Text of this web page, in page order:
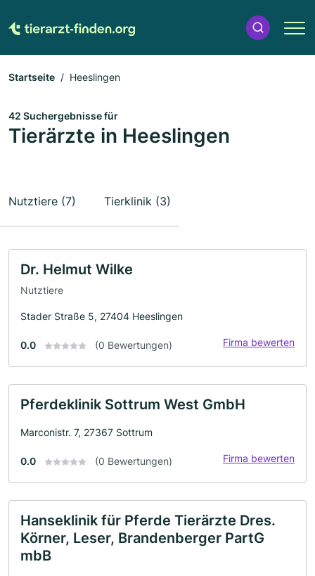
Startseite Heeslingen
42 Suchergebnisse für
Tierärzte in Heeslingen
Nutztiere (7) Tierklinik (3)
Dr. Helmut Wilke
Nutztiere
Stader Straße 5, 27404 Heeslingen
0.0 (0 Bewertungen) Firma bewerten
Pferdeklinik Sottrum West GmbH
Marconistr. 7, 27367 Sottrum
0.0 (0 Bewertungen) Firma bewerten
Hanseklinik für Pferde Tierärzte Dres.
Körner, Leser, Brandenberger PartG
mbB